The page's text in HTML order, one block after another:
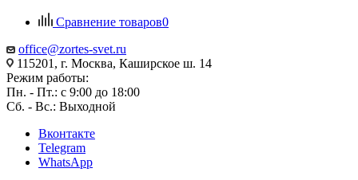
Сравнение товаров0
office@zortes-svet.ru
115201, г. Москва, Каширское ш. 14
Режим работы:
Пн. - Пт.: с 9:00 до 18:00
Сб. - Вс.: Выходной
Вконтакте
Telegram
WhatsApp